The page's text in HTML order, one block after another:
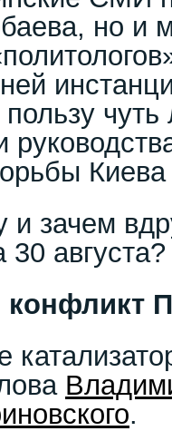
но и
чуть
и зачем
30 августа?
.